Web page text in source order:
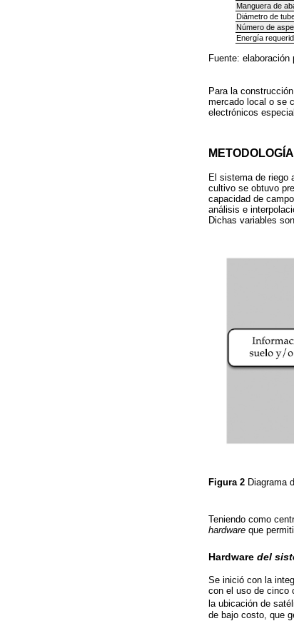
Manguera de
Diámetro de
Número de
Energía
Fuente: elaboración
Para la
mercado local o se
electrónicos
METODOLOGÍA
El sistema de riego
cultivo se obtuvo
capacidad de
análisis e
Dichas variables
Figura 2 Diagrama
Teniendo como
hardware que
Hardware del
Se inició con la
con el uso de cinco
la ubicación de
de bajo costo, que